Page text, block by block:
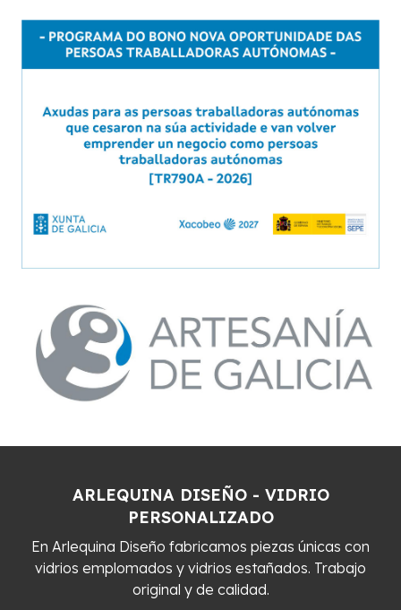
ARLEQUINA DISEÑO - VIDRIO
PERSONALIZADO
En Arlequina Diseño fabricamos piezas únicas con
vidrios emplomados y vidrios estañados. Trabajo
original y de calidad.